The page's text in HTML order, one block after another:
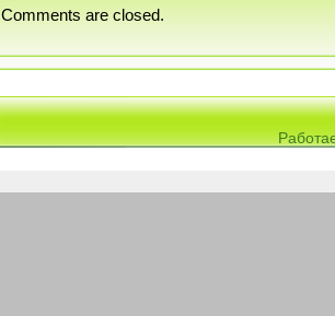
Comments are closed.